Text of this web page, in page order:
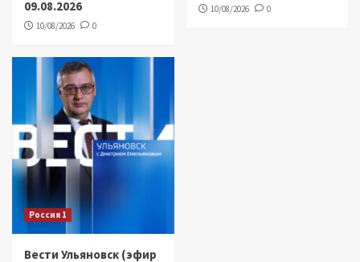
09.08.2026
10/08/2026 0
10/08/2026 0
Россия 1
Вести Ульяновск (эфир